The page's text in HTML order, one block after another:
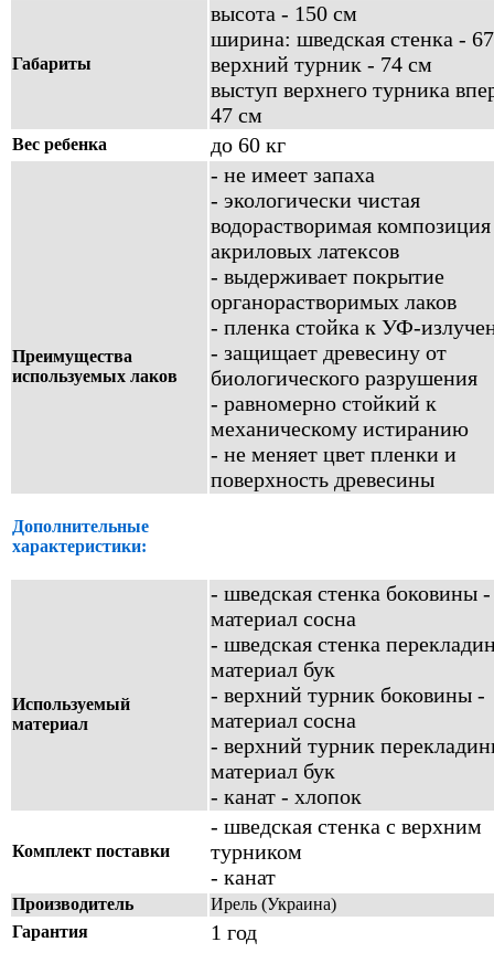
Габариты
высота - 150 см
ширина: шведская стенка -
верхний турник - 74 см
выступ верхнего турника
47 см
Вес ребенка до 60 кг
Преимущества
используемых лаков
- не имеет запаха
- экологически чистая
водорастворимая композиция
акриловых латексов
- выдерживает покрытие
органорастворимых лаков
- пленка стойка к УФ-
- защищает древесину от
биологического разрушения
- равномерно стойкий к
механическому истиранию
- не меняет цвет пленки и
поверхность древесины
Дополнительные
характеристики:
Используемый
материал
- шведская стенка боковины -
материал сосна
- шведская стенка
материал бук
- верхний турник боковины -
материал сосна
- верхний турник
материал бук
- канат - хлопок
Комплект поставки
- шведская стенка с верхним
турником
- канат
Производитель Ирель (Украина)
Гарантия 1 год